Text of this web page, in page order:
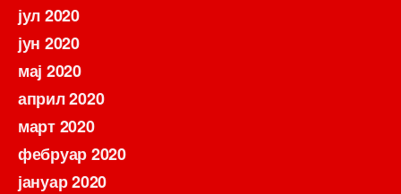
јул 2020
јун 2020
мај 2020
април 2020
март 2020
фебруар 2020
јануар 2020